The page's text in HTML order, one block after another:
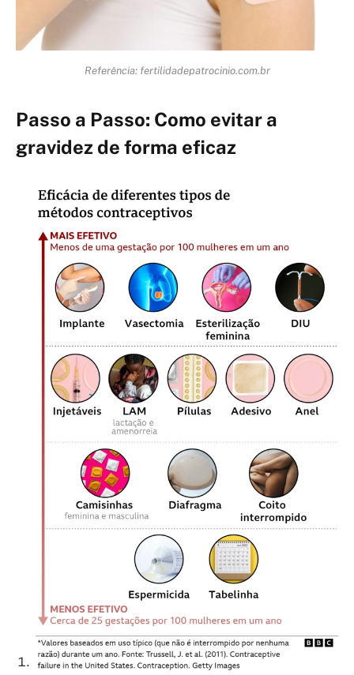
Referência: fertilidadepatrocinio.com.br
Passo a Passo: Como evitar a
gravidez de forma eficaz